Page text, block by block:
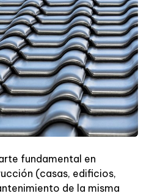
fundamental en
(casas, edificios,
de la misma